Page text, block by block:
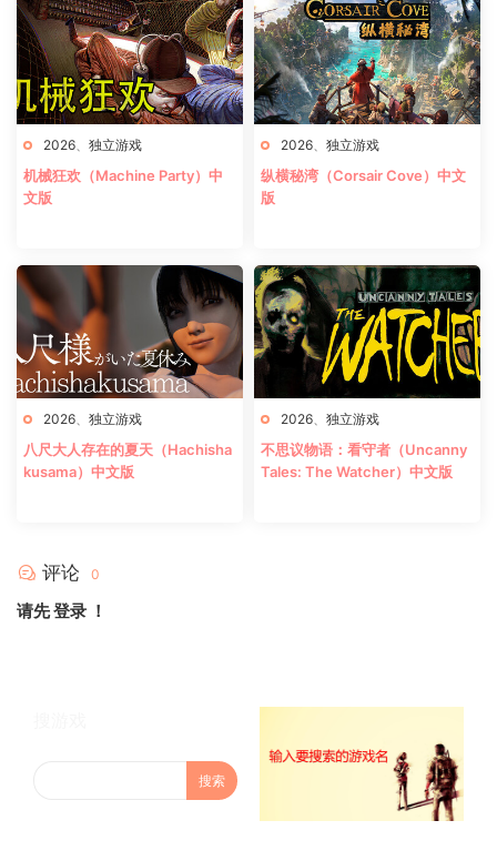
2026 独立游戏
机械狂欢（Machine Party）中
文版
2026 独立游戏
纵横秘湾（Corsair Cove）中文
版
2026 独立游戏
八尺大人存在的夏天（Hachisha
kusama）中文版
2026 独立游戏
不思议物语：看守者（Uncanny
Tales: The Watcher）中文版
评论 0
请先登录 ！